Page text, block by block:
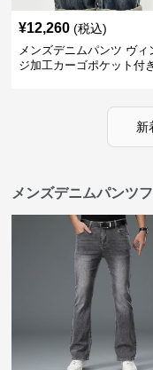
¥12,260 (税込)
メンズデニムパンツ ヴィ
ジ加工カーゴポケット付
新
メンズデニムパンツ